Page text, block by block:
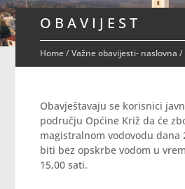
O B A V I J E S T
Home/Važne obavijesti- naslovna /
Obavještavaju se korisnici
području Općine Križ da će
magistralnom vodovodu dana
biti bez opskrbe vodom u
15,00 sati.